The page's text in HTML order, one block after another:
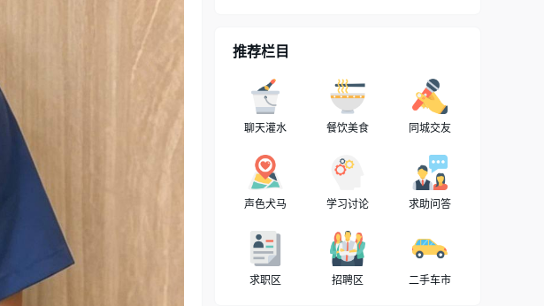
推荐栏目
聊天灌水 餐饮美食 同城交友
声色犬马 学习讨论 求助问答
求职区 招聘区 二手车市